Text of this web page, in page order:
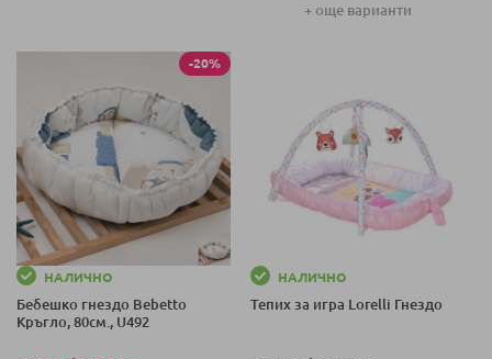
+ още варианти
-20%
НАЛИЧНО
Бебешко гнездо Bebetto
Кръгло, 80см., U492
НАЛИЧНО
Тепих за игра Lorelli Гнездо